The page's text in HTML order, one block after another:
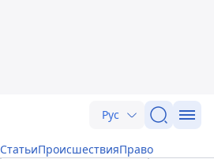
Рус
СтатьиПроисшествияПраво